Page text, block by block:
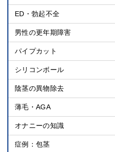
ED・勃起不全
男性の更年期障害
パイプカット
シリコンボール
陰茎の異物除去
薄毛・AGA
オナニーの知識
症例：包茎